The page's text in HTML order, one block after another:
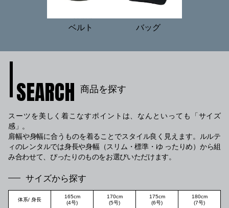
ベルト バッグ
SEARCH 商品を探す
スーツを美しく着こなすポイントは、なんといっても「サイズ
感」。
肩幅や身幅に合うものを着ることでスタイル良く見えます。ルルテ
ィのレンタルでは身長や身幅（スリム・標準・ゆ ったりめ）から組
み合わせて、ぴったりのものをお選びいただけます。
サイズから探す
体系/ 身長
165cm
(4号)
170cm
(5号)
175cm
(6号)
180cm
(7号)